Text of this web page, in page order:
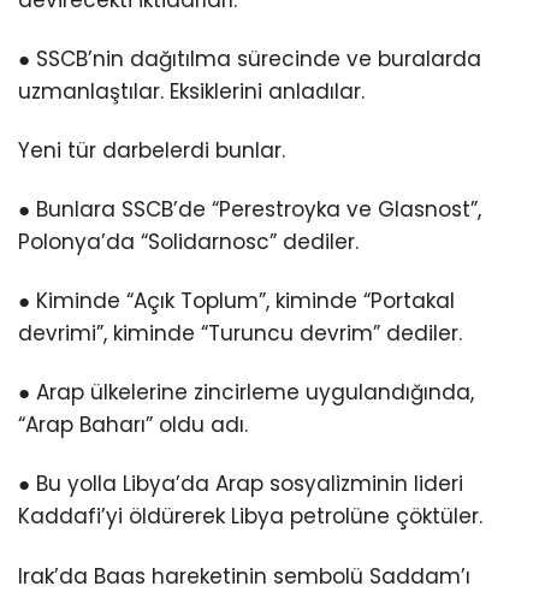
● SSCB’nin dağıtılma sürecinde ve buralarda
uzmanlaştılar. Eksiklerini anladılar.
Yeni tür darbelerdi bunlar.
● Bunlara SSCB’de “Perestroyka ve Glasnost”,
Polonya’da “Solidarnosc” dediler.
● Kiminde “Açık Toplum”, kiminde “Portakal
devrimi”, kiminde “Turuncu devrim” dediler.
● Arap ülkelerine zincirleme uygulandığında,
“Arap Baharı” oldu adı.
● Bu yolla Libya’da Arap sosyalizminin lideri
Kaddafi’yi öldürerek Libya petrolüne çöktüler.
Irak’da Baas hareketinin sembolü Saddam’ı